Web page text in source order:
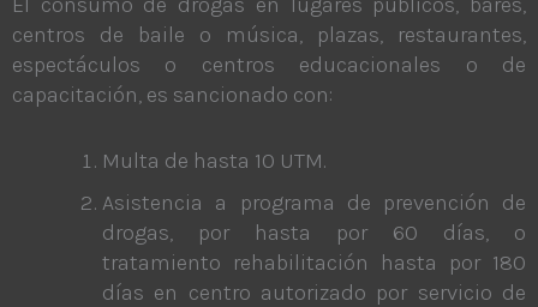
centros de baile o música, plazas, restaurantes,
espectáculos o centros educacionales o de
capacitación, es sancionado con:
Multa de hasta 10 UTM.
Asistencia a programa de prevención de
drogas, por hasta por 60 días, o
tratamiento rehabilitación hasta por 180
días en centro autorizado por servicio de